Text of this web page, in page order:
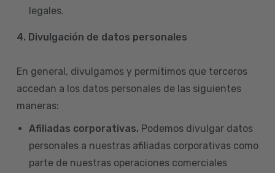
legales.
4. Divulgación de datos personales
En general, divulgamos y permitimos que terceros
accedan a los datos personales de las siguientes
maneras:
Afiliadas corporativas. Podemos divulgar datos
personales a nuestras afiliadas corporativas como
parte de nuestras operaciones comerciales